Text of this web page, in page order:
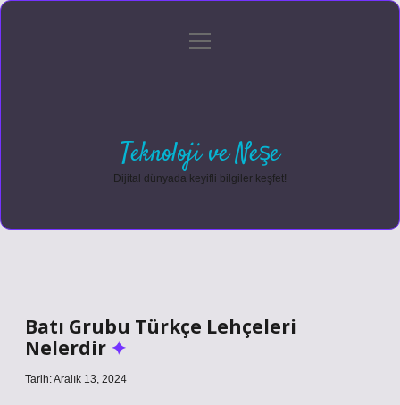
Gizlilik Politikası
menüyü
Teknoloji ve Neşe
Dijital dünyada keyifli bilgiler keşfet!
Batı Grubu Türkçe Lehçeleri
Nelerdir
Tarih: Aralık 13, 2024